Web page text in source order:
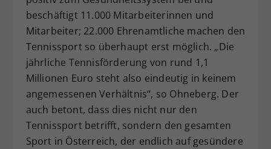
beschäftigt 11.000 Mitarbeiterinnen und
Mitarbeiter; 22.000 Ehrenamtliche machen den
Tennissport so überhaupt erst möglich. „Die
jährliche Tennisförderung von rund 1,1
Millionen Euro steht also eindeutig in keinem
angemessenen Verhältnis“, so Ohneberg. Der
auch betont, dass dies nicht nur den
Tennissport betrifft, sondern den gesamten
Sport in Österreich, der endlich auf gesündere